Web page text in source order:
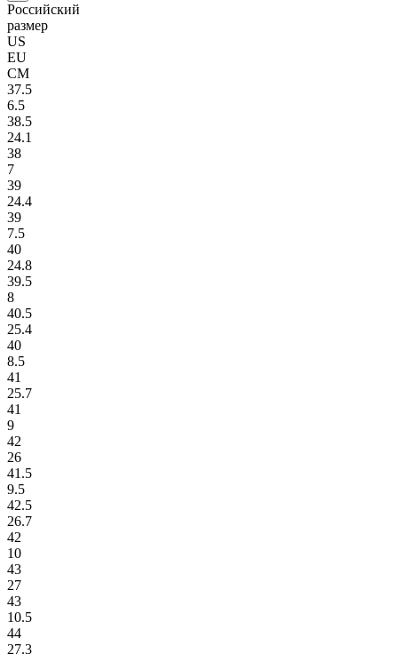
Российский
размер
US
EU
СМ
37.5
6.5
38.5
24.1
38
7
39
24.4
39
7.5
40
24.8
39.5
8
40.5
25.4
40
8.5
41
25.7
41
9
42
26
41.5
9.5
42.5
26.7
42
10
43
27
43
10.5
44
27.3